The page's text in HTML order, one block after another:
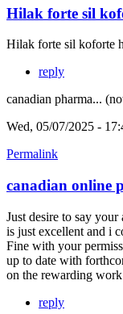
Hilak forte sil
Hilak forte sil koforte
reply
canadian pharma...
Wed, 05/07/2025 -
Permalink
canadian online
Just desire to say
is just excellent and i
Fine with your
up to date with
on the rewarding
reply